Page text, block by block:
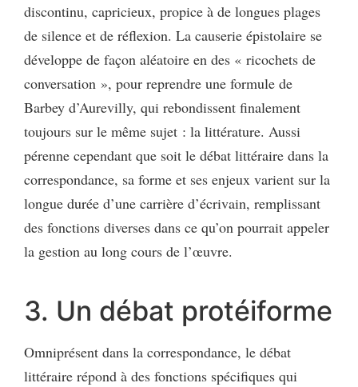
discontinu, capricieux, propice à de longues plages
de silence et de réflexion. La causerie épistolaire se
développe de façon aléatoire en des « ricochets de
conversation », pour reprendre une formule de
Barbey d’Aurevilly, qui rebondissent finalement
toujours sur le même sujet : la littérature. Aussi
pérenne cependant que soit le débat littéraire dans la
correspondance, sa forme et ses enjeux varient sur la
longue durée d’une carrière d’écrivain, remplissant
des fonctions diverses dans ce qu’on pourrait appeler
la gestion au long cours de l’œuvre.
3. Un débat protéiforme
Omniprésent dans la correspondance, le débat
littéraire répond à des fonctions spécifiques qui